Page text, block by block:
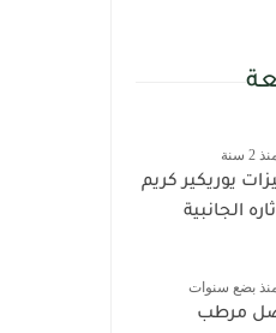
2 سنة
يوريكير كريم
الجانبية
بضع سنوات
مرطب